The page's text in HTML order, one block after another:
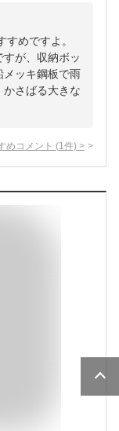
めですよ。
が、収納ボッ
メッキ鋼板で雨
さばる大きな
めコメント (1 件) >